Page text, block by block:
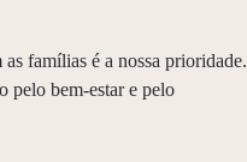
famílias é a nossa prioridade.
pelo bem-estar e pelo